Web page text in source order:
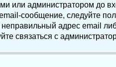
или администратором до
сообщение, следуйте
адрес email
связаться с